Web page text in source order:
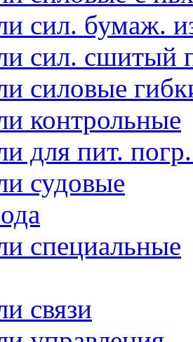
сил. бумаж.
сил. сшитый
силовые
контрольные
для пит.
судовые
специальные
связи